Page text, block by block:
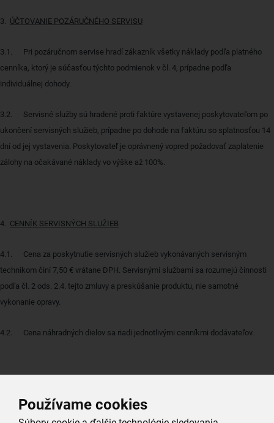
Používame cookies
3. ÚČTOVANIE POZÁRUČNÉHO SERVISU
3.1. Pri pozáručnom servise hradí zákazník všetky náklady podľa platného
cenníka, ktorý je súčasťou týchto podmienok v čl. 4, prípadne podľa
individuálnej dohody.
3.2. Servisné služby sú hradené proti faktúre vystavenej poskytovateľom po
ukončení servisných služieb, prípadne po dohode na faktúru so splatnosťou 14
dní od jej vystavenia. Poskytovateľ je oprávnený vopred požadovať zaplatenie
zálohy na očakávané náklady vo výške až 100%.
4. CENNÍK SERVISNÝCH SLUŽIEB
4.1. Cena za poskytnutie servisných služieb vykonávaných servisným
technikom činí 7,50 € vrátane DPH. Servisnými službami sa rozumejú činnosti
podľa čl. 2 ods. 2.4. tejto zmluvy a preskúšanie produktu, nie samotné
vykonanie opravy.
4.2. Cena náhradných dielov sa riadi jednotlivými cenníkmi dodávateľov.